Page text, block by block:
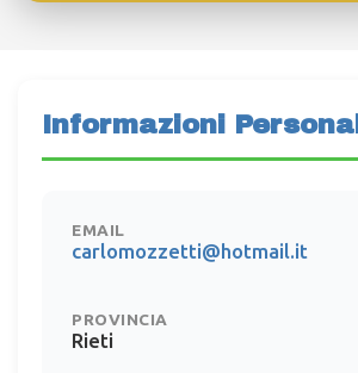
Informazioni Personali
EMAIL
carlomozzetti@hotmail.it
PROVINCIA
Rieti